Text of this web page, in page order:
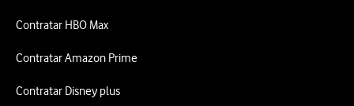
Contratar HBO Max
Contratar Amazon Prime
Contratar Disney plus